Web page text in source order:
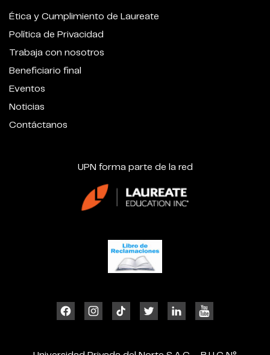
Ética y Cumplimiento de Laureate
Política de Privacidad
Trabaja con nosotros
Beneficiario final
Eventos
Noticias
Contáctanos
UPN forma parte de la red